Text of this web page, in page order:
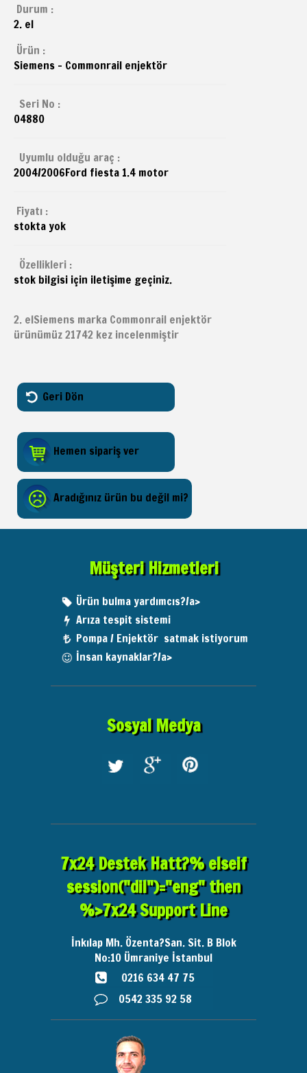
Durum :
2. el
Ürün :
Siemens - Commonrail enjektör
Seri No :
04880
Uyumlu olduğu araç :
2004/2006Ford fiesta 1.4 motor
Fiyatı :
stokta yok
Özellikleri :
stok bilgisi için iletişime geçiniz.
2. elSiemens marka Commonrail enjektör
ürünümüz 21742 kez incelenmiştir
Geri Dön
Hemen sipariş ver
Aradığınız ürün bu değil mi?
Müşteri Hizmetleri
Ürün bulma yardımcıs?/a>
Arıza tespit sistemi
Pompa / Enjektör satmak istiyorum
İnsan kaynaklar?/a>
Sosyal Medya
7x24 Destek Hatt?% elseif
session("dil")="eng" then
%>7x24 Support Line
İnkılap Mh. Özenta?San. Sit. B Blok
No:10 Ümraniye İstanbul
0216 634 47 75
0542 335 92 58